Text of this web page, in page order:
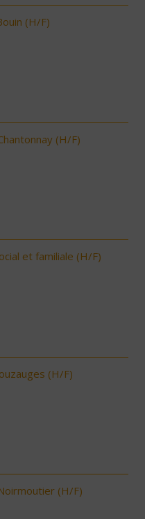
(H/F)
(H/F)
et familiale (H/F)
(H/F)
(H/F)